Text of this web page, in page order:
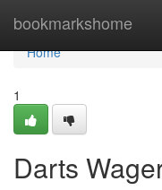
bookmarkshome
Home
Home
1
Darts